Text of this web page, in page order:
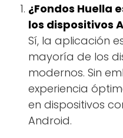
¿Fondos Huella
los dispositivos
Sí, la aplicación
mayoría de los
modernos. Sin
experiencia
en dispositivos
Android.